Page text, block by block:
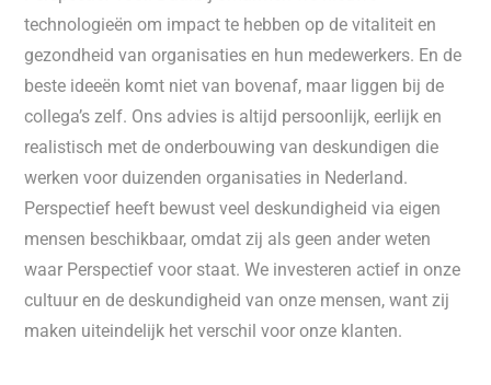
technologieën om impact te hebben op de vitaliteit en
gezondheid van organisaties en hun medewerkers. En de
beste ideeën komt niet van bovenaf, maar liggen bij de
collega’s zelf. Ons advies is altijd persoonlijk, eerlijk en
realistisch met de onderbouwing van deskundigen die
werken voor duizenden organisaties in Nederland.
Perspectief heeft bewust veel deskundigheid via eigen
mensen beschikbaar, omdat zij als geen ander weten
waar Perspectief voor staat. We investeren actief in onze
cultuur en de deskundigheid van onze mensen, want zij
maken uiteindelijk het verschil voor onze klanten.